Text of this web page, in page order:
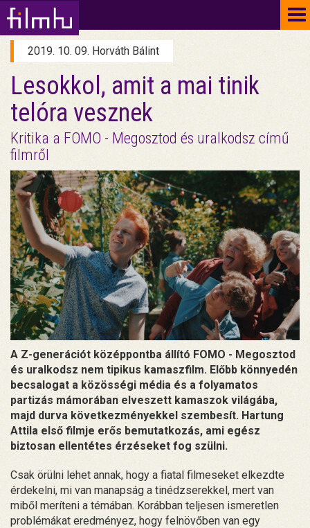
2019. 10. 09. Horváth Bálint
Lesokkol, amit a mai tinik
telóra vesznek
Kritika a FOMO - Megosztod és uralkodsz című
filmről
A Z-generációt középpontba állító FOMO - Megosztod
és uralkodsz nem tipikus kamaszfilm. Előbb könnyedén
becsalogat a közösségi média és a folyamatos
partizás mámorában elveszett kamaszok világába,
majd durva következményekkel szembesít. Hartung
Attila első filmje erős bemutatkozás, ami egész
biztosan ellentétes érzéseket fog szülni.
Csak örülni lehet annak, hogy a fiatal filmeseket elkezdte
érdekelni, mi van manapság a tinédzserekkel, mert van
miből meríteni a témában. Korábban teljesen ismeretlen
problémákat eredményez, hogy felnövőben van egy